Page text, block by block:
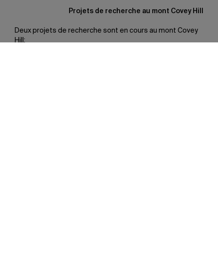
Projets de recherche au mont Covey Hill
Deux projets de recherche sont en cours au mont Covey
Hill: